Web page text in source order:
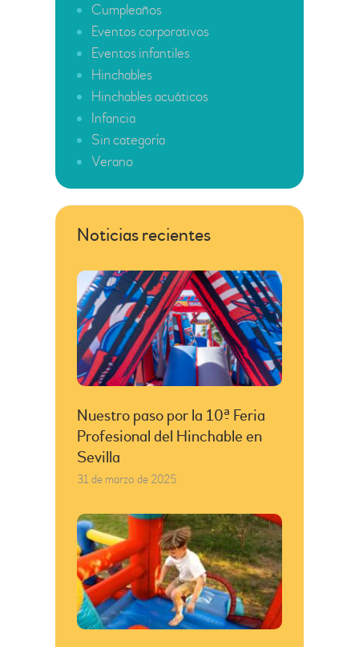
Cumpleaños
Eventos corporativos
Eventos infantiles
Hinchables
Hinchables acuáticos
Infancia
Sin categoría
Verano
Noticias recientes
Nuestro paso por la 10ª Feria
Profesional del Hinchable en
Sevilla
31 de marzo de 2025